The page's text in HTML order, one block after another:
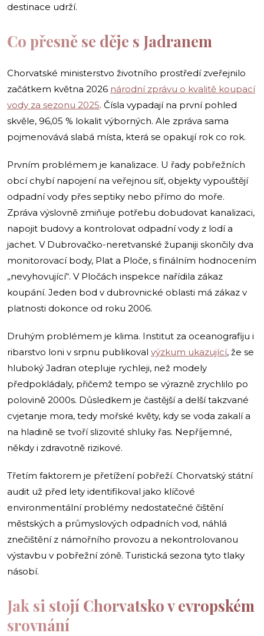
destinace udrží.
Co přesně se děje s Jadranem
Chorvatské ministerstvo životního prostředí zveřejnilo
začátkem května 2026 národní zprávu o kvalitě koupací
vody za sezonu 2025. Čísla vypadají na první pohled
skvěle, 96,05 % lokalit výborných. Ale zpráva sama
pojmenovává slabá místa, která se opakují rok co rok.
Prvním problémem je kanalizace. U řady pobřežních
obcí chybí napojení na veřejnou síť, objekty vypouštějí
odpadní vody přes septiky nebo přímo do moře.
Zpráva výslovně zmiňuje potřebu dobudovat kanalizaci,
napojit budovy a kontrolovat odpadní vody z lodí a
jachet. V Dubrovačko-neretvanské županiji skončily dva
monitorovací body, Plat a Ploče, s finálním hodnocením
„nevyhovující“. V Pločách inspekce nařídila zákaz
koupání. Jeden bod v dubrovnické oblasti má zákaz v
platnosti dokonce od roku 2006.
Druhým problémem je klima. Institut za oceanografiju i
ribarstvo loni v srpnu publikoval výzkum ukazující, že se
hluboký Jadran otepluje rychleji, než modely
předpokládaly, přičemž tempo se výrazně zrychlilo po
polovině 2000s. Důsledkem je častější a delší takzvané
cvjetanje mora, tedy mořské květy, kdy se voda zakalí a
na hladině se tvoří slizovité shluky řas. Nepříjemné,
někdy i zdravotně rizikové.
Třetím faktorem je přetížení pobřeží. Chorvatský státní
audit už před lety identifikoval jako klíčové
environmentální problémy nedostatečné čištění
městských a průmyslových odpadních vod, náhlá
znečištění z námořního provozu a nekontrolovanou
výstavbu v pobřežní zóně. Turistická sezona tyto tlaky
násobí.
Jak si stojí Chorvatsko v evropském
srovnání